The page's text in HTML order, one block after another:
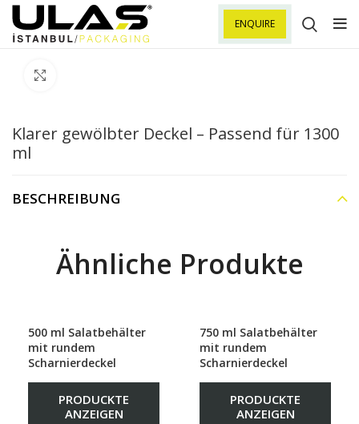
ENQUIRE
Klarer gewölbter Deckel – Passend für 1300
ml
BESCHREIBUNG
Ähnliche Produkte
500 ml Salatbehälter
mit rundem
Scharnierdeckel
PRODUCKTE
ANZEIGEN
750 ml Salatbehälter
mit rundem
Scharnierdeckel
PRODUCKTE
ANZEIGEN